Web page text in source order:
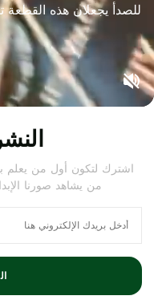
للصدأ يجعلان هذه القطعة
اشترك لتكون أول من يعلم
من يشاهد صورنا